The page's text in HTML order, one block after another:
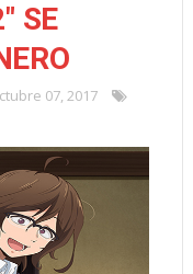
SE
07, 2017